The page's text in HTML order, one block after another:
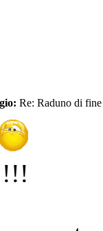
Re: Raduno di